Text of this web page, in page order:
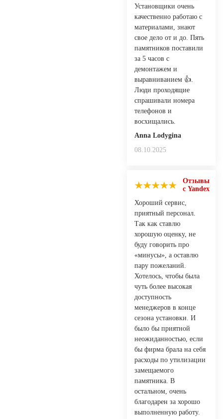
Установщики очень
качественно работаю с
материалами, знают
свое дело от и до. Пять
памятников поставили
за 5 часов с
демонтажем и
выравниванием 👍.
Люди проходящие
спрашивали номера
телефонов и
восхищались.
Anna Lodygina
08.10.2025
Отзывы
с Yandex
Хороший сервис,
приятный персонал.
Так как ставлю
хорошую оценку, не
буду говорить про
«минусы», а оставлю
пару пожеланий.
Хотелось, чтобы была
чуть более высокая
доступность
менеджеров в конце
сезона установки. И
было бы приятной
неожиданностью, если
бы фирма брала на себя
расходы по утилизации
замещаемого
памятника. В
остальном, очень
благодарен за хорошо
выполненную работу.